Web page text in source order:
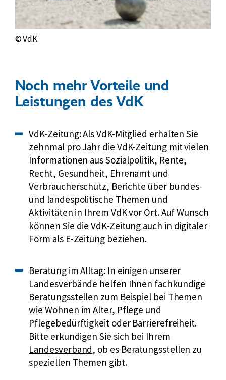
© VdK
Noch mehr Vorteile und
Leistungen des VdK
VdK-Zeitung: Als VdK-Mitglied erhalten Sie
zehnmal pro Jahr die Externer
Link:
VdK-Zeitungmit vielen
Informationen aus Sozialpolitik, Rente,
Recht, Gesundheit, Ehrenamt und
Verbraucherschutz, Berichte über bundes-
und landespolitische Themen und
Aktivitäten in Ihrem VdK vor Ort. Auf Wunsch
können Sie die VdK-Zeitung auch Externer
in digitaler
Form als E-Zeitungbeziehen.
Beratung im Alltag: In einigen unserer
Landesverbände helfen Ihnen fachkundige
Beratungsstellen zum Beispiel bei Themen
wie Wohnen im Alter, Pflege und
Pflegebedürftigkeit oder Barrierefreiheit.
Bitte erkundigen Sie sich bei IhremExterner
Link:
Landesverband, ob es Beratungsstellen zu
speziellen Themen gibt.